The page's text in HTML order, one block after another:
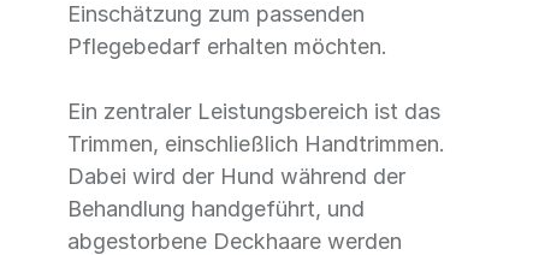
Einschätzung zum passenden
Pflegebedarf erhalten möchten.
Ein zentraler Leistungsbereich ist das
Trimmen, einschließlich Handtrimmen.
Dabei wird der Hund während der
Behandlung handgeführt, und
abgestorbene Deckhaare werden